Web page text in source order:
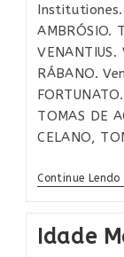
AMBRÓSIO.
RÁBANO.
TOMAS DE
CELANO,
Continue Lendo
Idade